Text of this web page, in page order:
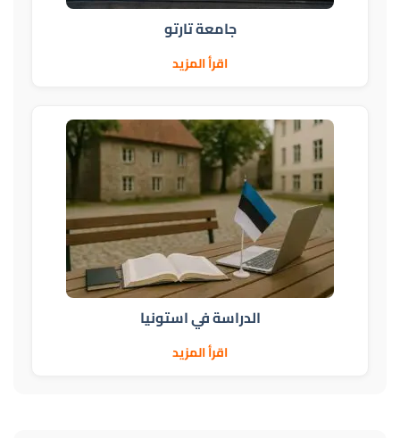
جامعة تارتو
اقرأ المزيد
الدراسة في استونيا
اقرأ المزيد